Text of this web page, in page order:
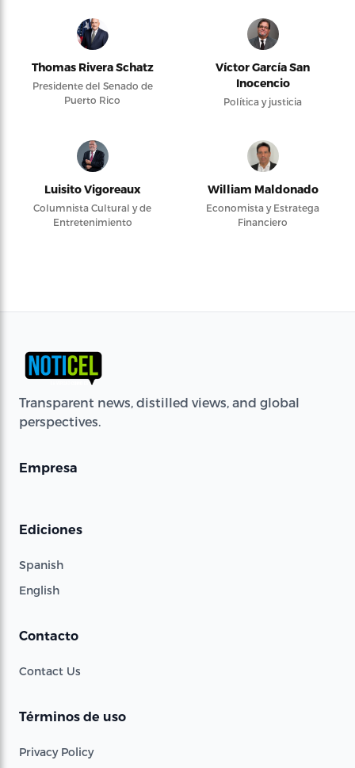
Thomas Rivera Schatz
Presidente del Senado de
Puerto Rico
Víctor García San
Inocencio
Política y justicia
Luisito Vigoreaux
Columnista Cultural y de
Entretenimiento
William Maldonado
Economista y Estratega
Financiero
Transparent news, distilled views, and global
perspectives.
Empresa
Ediciones
Spanish
English
Contacto
Contact Us
Términos de uso
Privacy Policy